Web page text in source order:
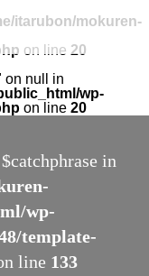
itarubon/mokuren-
on line 20
on null in
wp-
on line 20
in
wp-
template-
line 133